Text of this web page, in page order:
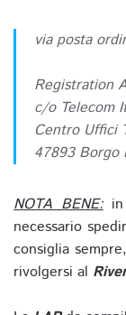
via posta
Registration
c/o Telecom
Centro Uffici
47893 Borgo
NOTA BENE:in
necessario
consiglia
rivolgersi al